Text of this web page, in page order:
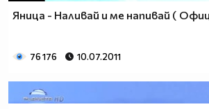
Яница - Наливай и ме напивай (
76 176 10.07.2011